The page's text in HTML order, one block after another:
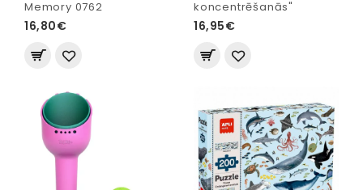
Memory 0762
16,80€
koncentrēšanās"
16,95€